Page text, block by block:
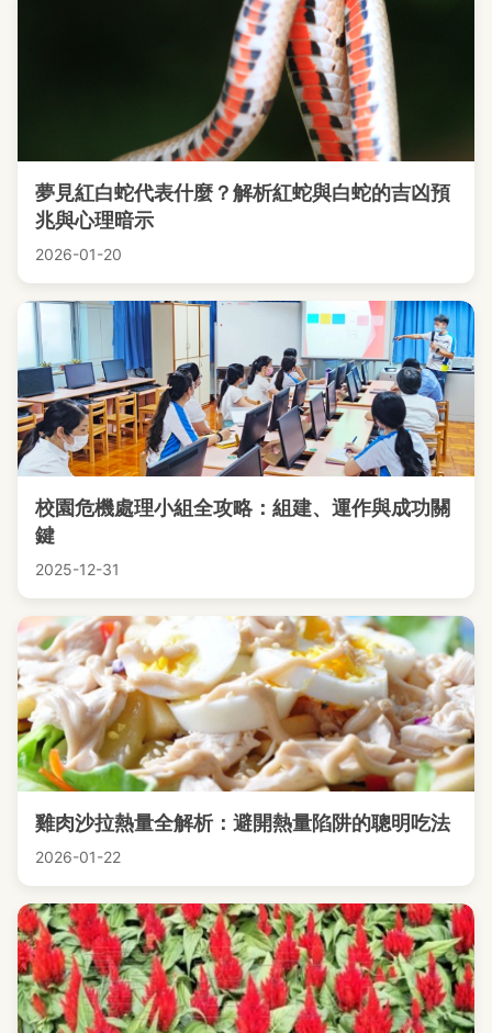
夢見紅白蛇代表什麼？解析紅蛇與白蛇的吉凶預
兆與心理暗示
2026-01-20
校園危機處理小組全攻略：組建、運作與成功關
鍵
2025-12-31
雞肉沙拉熱量全解析：避開熱量陷阱的聰明吃法
2026-01-22